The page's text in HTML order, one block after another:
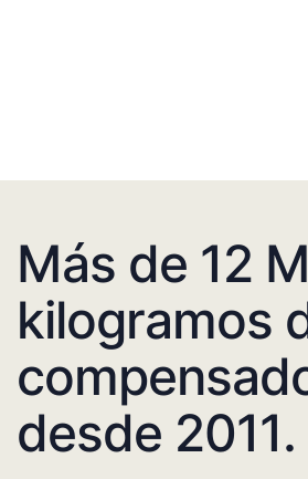
Más de 12
kilogramos
desde 2011.